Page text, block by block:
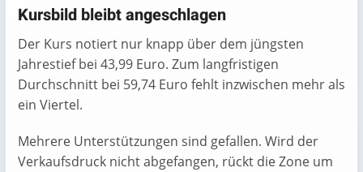
Kursbild bleibt angeschlagen
Der Kurs notiert nur knapp über dem jüngsten
Jahrestief bei 43,99 Euro. Zum langfristigen
Durchschnitt bei 59,74 Euro fehlt inzwischen mehr als
ein Viertel.
Mehrere Unterstützungen sind gefallen. Wird der
Verkaufsdruck nicht abgefangen, rückt die Zone um